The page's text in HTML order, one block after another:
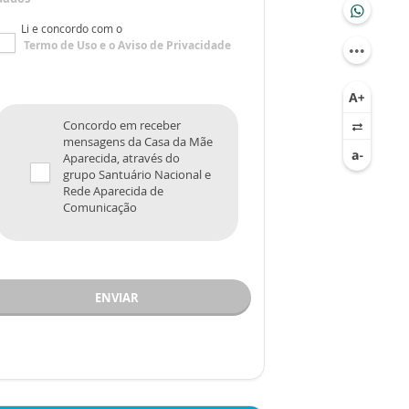
Li e concordo com o
Termo de Usoe oAviso de Privacidade
Concordo em receber
mensagens da Casa da Mãe
Aparecida, através do
grupo Santuário Nacional e
Rede Aparecida de
Comunicação
ENVIAR